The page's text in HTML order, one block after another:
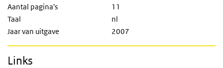
Aantal pagina's
11
Taal
nl
Jaar van uitgave
2007
Links